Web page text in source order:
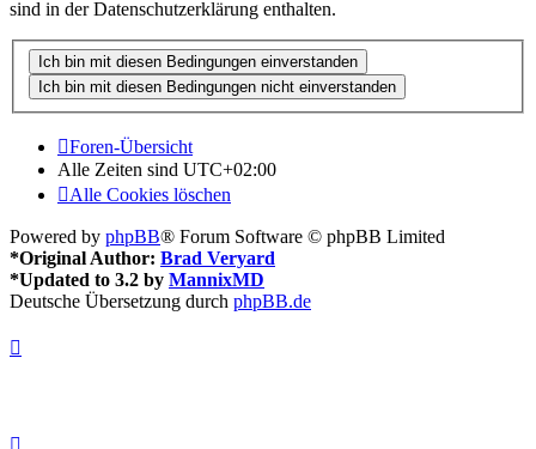
sind in der Datenschutzerklärung enthalten.
Foren-Übersicht
Alle Zeiten sind UTC+02:00
Alle Cookies löschen
Powered by phpBB® Forum Software © phpBB Limited
*Original Author: Brad Veryard
*Updated to 3.2 by MannixMD
Deutsche Übersetzung durch phpBB.de